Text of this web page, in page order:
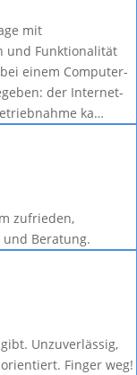
mit
und Funktionalität
einem Computer-
der Internet-
ka…
zufrieden,
Beratung.
Unzuverlässig,
Finger weg!